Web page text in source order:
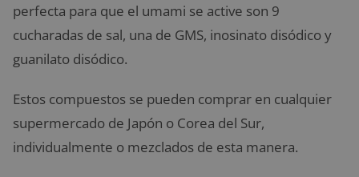
perfecta para que el umami se active son 9
cucharadas de sal, una de GMS, inosinato disódico y
guanilato disódico.
Estos compuestos se pueden comprar en cualquier
supermercado de Japón o Corea del Sur,
individualmente o mezclados de esta manera.